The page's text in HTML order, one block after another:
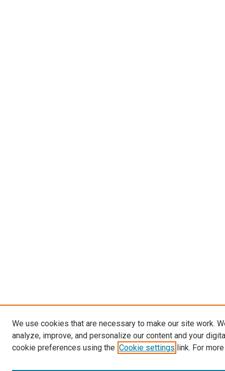
We use cookies that are necessary to make our site work.
analyze, improve, and personalize our content and your
cookie preferences using the Cookie settings link. For